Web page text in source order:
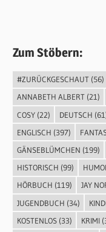
Zum Stöbern:
#ZURÜCKGESCHAUT(56)
ANNABETH ALBERT(21)
COSY(22) DEUTSCH
ENGLISCH (397)
GÄNSEBLÜMCHEN (199)
HISTORISCH (99)
HÖRBUCH (119) JAY
JUGENDBUCH (34)
KOSTENLOS(33) KRIMI